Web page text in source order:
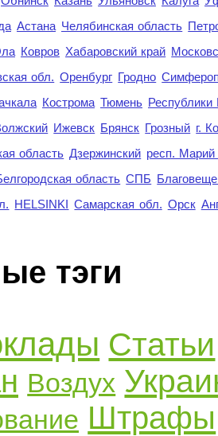
Астана Челябинская область
Ковров Хабаровский край
обл. Оренбург Гродно
Кострома Тюмень Республики
Ижевск Брянск Грозный г.
область Дзержинский респ.
область СПБ
HELSINKI Самарская обл. Орск
тэги
Статьи
Воздух
Штрафы